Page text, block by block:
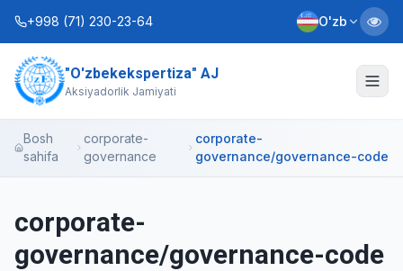
+998 (71) 230-23-64 O'zb
"O'zbekekspertiza" AJ
Aksiyadorlik Jamiyati
Biz haqimizda
Xizmatlar
Axborot xizmati
Kontaktlar
Bosh
sahifa
corporate-
governance
corporate-
governance/governance-code
corporate-
governance/governance-code